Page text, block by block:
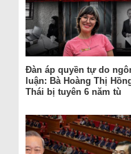
Đàn áp quyền tự do
luận: Bà Hoàng Thị
Thái bị tuyên 6 năm tù